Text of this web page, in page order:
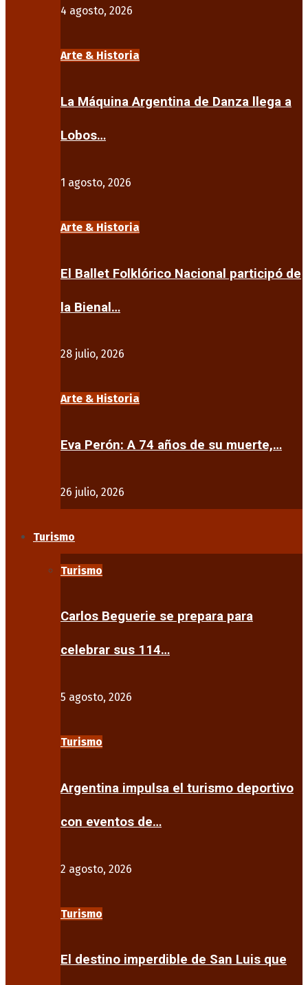
4 agosto, 2026
Arte & Historia
La Máquina Argentina de Danza llega a
Lobos…
1 agosto, 2026
Arte & Historia
El Ballet Folklórico Nacional participó de
la Bienal…
28 julio, 2026
Arte & Historia
Eva Perón: A 74 años de su muerte,…
26 julio, 2026
Turismo
Turismo
Carlos Beguerie se prepara para
celebrar sus 114…
5 agosto, 2026
Turismo
Argentina impulsa el turismo deportivo
con eventos de…
2 agosto, 2026
Turismo
El destino imperdible de San Luis que